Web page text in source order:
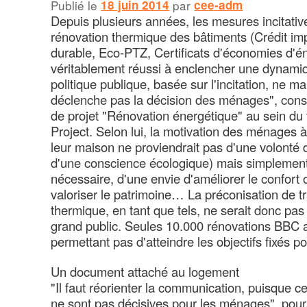
Publié le 18 juin 2014 parcee-adm
Depuis plusieurs années, les mesures
rénovation thermique des bâtiments (Crédit
durable, Eco-PTZ, Certificats d'économies
véritablement réussi à enclencher une
politique publique, basée sur l'incitation, ne
déclenche pas la décision des ménages",
de projet "Rénovation énergétique" au sein
Project. Selon lui, la motivation des ménages
leur maison ne proviendrait pas d'une volonté
d'une conscience écologique) mais
nécessaire, d'une envie d'améliorer le confort
valoriser le patrimoine… La préconisation de
thermique, en tant que tels, ne serait donc
grand public. Seules 10.000 rénovations BBC
permettant pas d'atteindre les objectifs fixés
Un document attaché au logement
"Il faut réorienter la communication, puisque
ne sont pas décisives pour les ménages",